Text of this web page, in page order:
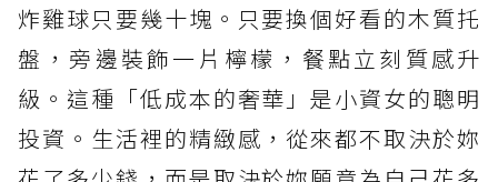
炸雞球只要幾十塊。只要換個好看的木質托
盤，旁邊裝飾一片檸檬，餐點立刻質感升
級。這種「低成本的奢華」是小資女的聰明
投資。生活裡的精緻感，從來都不取決於妳